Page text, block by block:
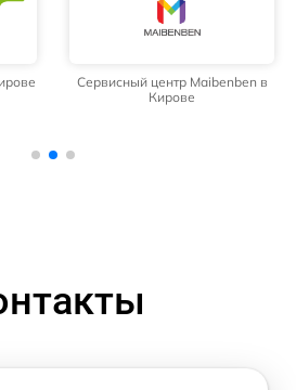
Сервисный центр Maibenben в
Кирове